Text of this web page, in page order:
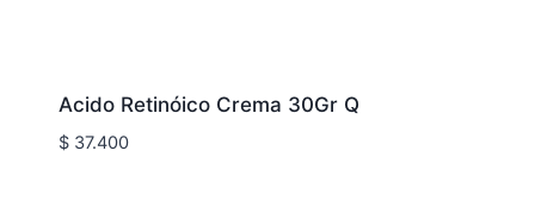
Acido Retinóico Crema 30Gr Q
$37.400